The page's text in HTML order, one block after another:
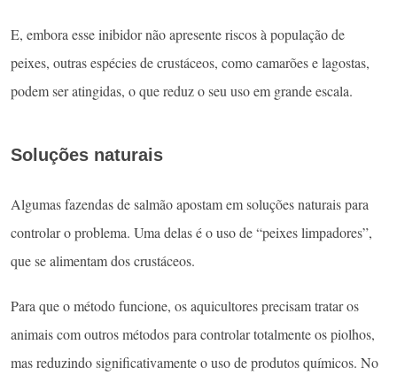
E, embora esse inibidor não apresente riscos à população de
peixes, outras espécies de crustáceos, como camarões e lagostas,
podem ser atingidas, o que reduz o seu uso em grande escala.
Soluções naturais
Algumas fazendas de salmão apostam em soluções naturais para
controlar o problema. Uma delas é o uso de “peixes limpadores”,
que se alimentam dos crustáceos.
Para que o método funcione, os aquicultores precisam tratar os
animais com outros métodos para controlar totalmente os piolhos,
mas reduzindo significativamente o uso de produtos químicos. No